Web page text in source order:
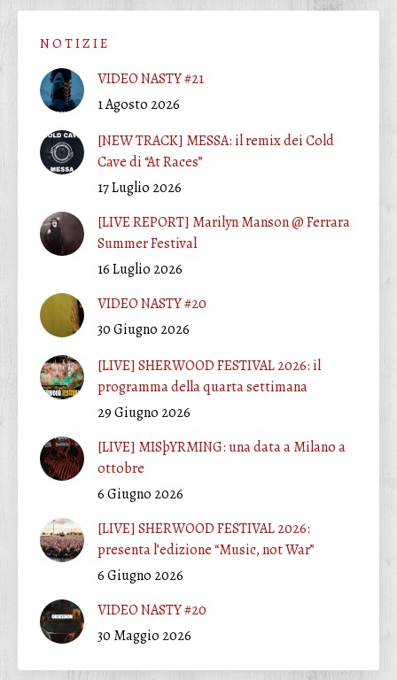
N O T I Z I E
VIDEO NASTY #21
1 Agosto 2026
[NEW TRACK] MESSA: il remix dei Cold
Cave di “At Races”
17 Luglio 2026
[LIVE REPORT] Marilyn Manson @ Ferrara
Summer Festival
16 Luglio 2026
VIDEO NASTY #20
30 Giugno 2026
[LIVE] SHERWOOD FESTIVAL 2026: il
programma della quarta settimana
29 Giugno 2026
[LIVE] MISþYRMING: una data a Milano a
ottobre
6 Giugno 2026
[LIVE] SHERWOOD FESTIVAL 2026:
presenta l’edizione “Music, not War”
6 Giugno 2026
VIDEO NASTY #20
30 Maggio 2026